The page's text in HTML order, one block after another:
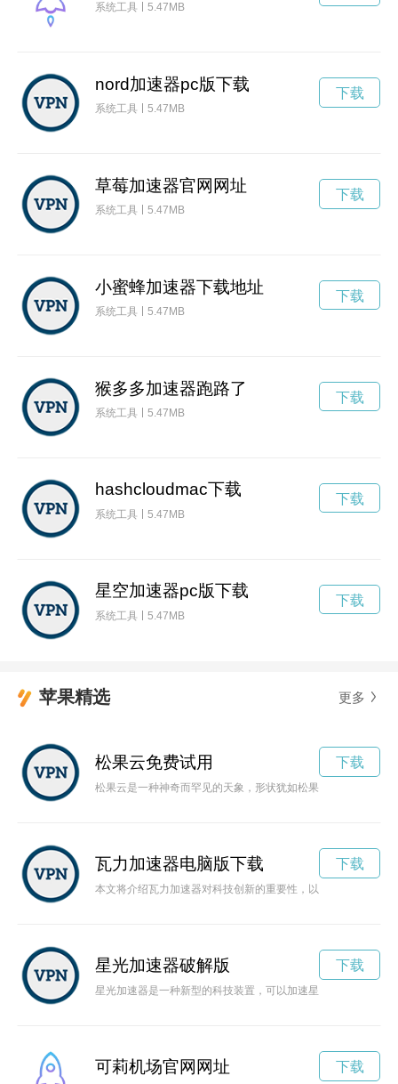
系统工具 5.47MB
nord加速器pc版下载
系统工具 5.47MB
下载
草莓加速器官网网址
系统工具 5.47MB
下载
小蜜蜂加速器下载地址
系统工具 5.47MB
下载
猴多多加速器跑路了
系统工具 5.47MB
下载
hashcloudmac下载
系统工具 5.47MB
下载
星空加速器pc版下载
系统工具 5.47MB
下载
苹果精选 更多
松果云免费试用
松果云是一种神奇而罕见的天象，形状犹如松果般，被认为是
下载
瓦力加速器电脑版下载
本文将介绍瓦力加速器对科技创新的重要性，以及其在不同领
下载
星光加速器破解版
星光加速器是一种新型的科技装置，可以加速星光的传播速度
下载
可莉机场官网网址 下载